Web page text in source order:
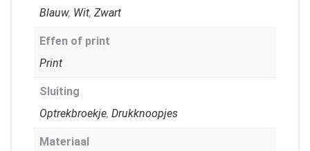
Blauw, Wit, Zwart
Effen of print
Print
Sluiting
Optrekbroekje, Drukknoopjes
Materiaal